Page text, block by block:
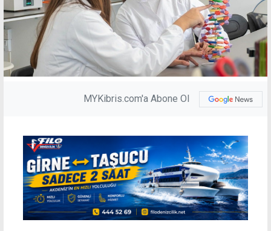
MYKibris.com'a Abone Ol